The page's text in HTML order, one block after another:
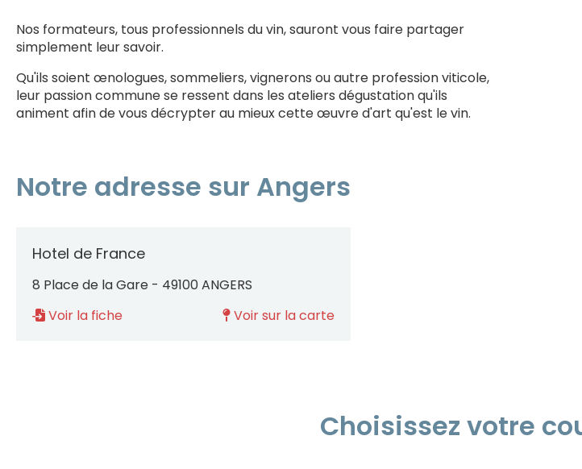
Nos formateurs, tous professionnels du vin, sauront vous faire partager
simplement leur savoir.
Qu'ils soient œnologues, sommeliers, vignerons ou autre profession viticole,
leur passion commune se ressent dans les ateliers dégustation qu'ils
animent afin de vous décrypter au mieux cette œuvre d'art qu'est le vin.
Notre adresse sur Angers
Hotel de France
8 Place de la Gare - 49100 ANGERS
Voir la fiche
Voir sur la carte
Choisissez votre